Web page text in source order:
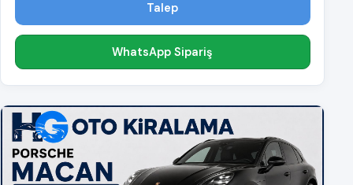
Talep
WhatsApp Sipariş